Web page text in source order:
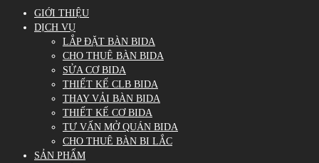
GIỚI THIỆU
DỊCH VỤ
LẮP ĐẶT BÀN BIDA
CHO THUÊ BÀN BIDA
SỬA CƠ BIDA
THIẾT KẾ CLB BIDA
THAY VẢI BÀN BIDA
THIẾT KẾ CƠ BIDA
TƯ VẤN MỞ QUÁN BIDA
CHO THUÊ BÀN BI LẮC
SẢN PHẨM